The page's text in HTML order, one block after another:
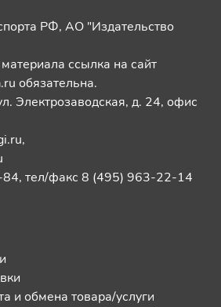
РФ, АО "Издательство
ссылка на сайт
обязательна.
Электрозаводская, д. 24, офис
,
тел/факс 8 (495) 963-22-14
и обмена товара/услуги